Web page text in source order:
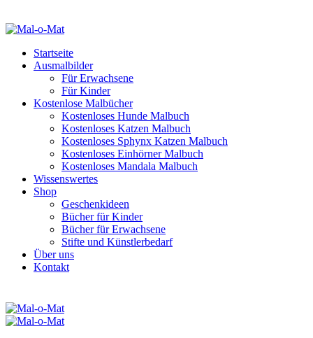
Startseite
Ausmalbilder
Für Erwachsene
Für Kinder
Kostenlose Malbücher
Kostenloses Hunde Malbuch
Kostenloses Katzen Malbuch
Kostenloses Sphynx Katzen Malbuch
Kostenloses Einhörner Malbuch
Kostenloses Mandala Malbuch
Wissenswertes
Shop
Geschenkideen
Bücher für Kinder
Bücher für Erwachsene
Stifte und Künstlerbedarf
Über uns
Kontakt